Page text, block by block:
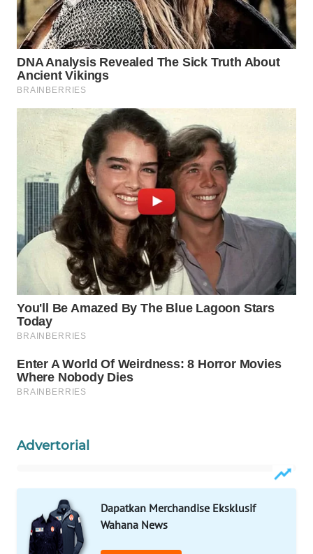
Advertorial
Dapatkan Merchandise Eksklusif
Wahana News
Wahana
Media
Group
WAHANA
NEWS
WAHANA
TANI
WAHANA
ADVOKAT
WAHANA
INFRASTRUKTUR
WAHANA
KONSUMEN
WAHANA
LISTRIK
WAHANA
TRAVEL
TV
WAHANANEWS
CO ID